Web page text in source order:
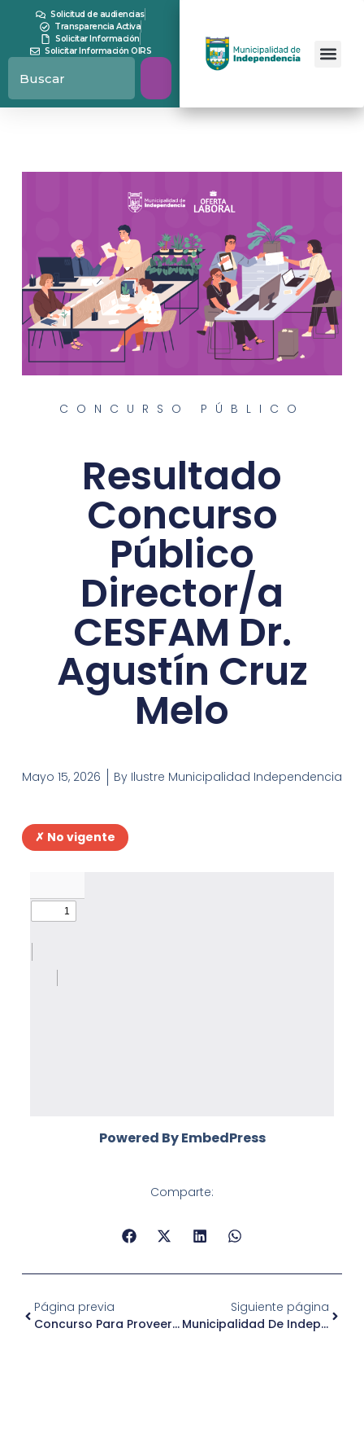
Solicitud de audiencias
Transparencia Activa
Solicitar Información
Solicitar Información OIRS
CONCURSO PÚBLICO
Resultado
Concurso
Público
Director/a
CESFAM Dr.
Agustín Cruz
Melo
Mayo 15, 2026 By Ilustre Municipalidad Independencia
✗ No vigente
Powered By EmbedPress
Comparte:
Página previa
Concurso Para Proveer Cargo De Encargado/a De Orientación E Información
Siguiente página
Municipalidad De Independencia, CNC Y Ministerio Público Lanzan Canal De Denuncias Para Enfrentar La Extorsión En El Comercio